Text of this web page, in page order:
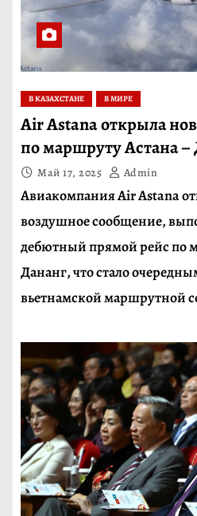
В КАЗАХСТАНЕ В МИРЕ
Air Astana открыла
по маршруту Астана –
Май 17, 2025 Admin
Авиакомпания Air Astana
воздушное сообщение,
дебютный прямой рейс по
Дананг, что стало
вьетнамской маршрутной